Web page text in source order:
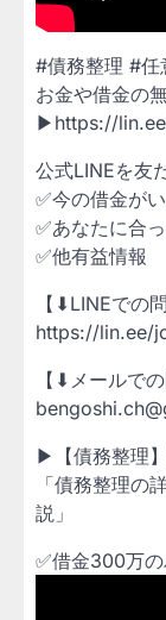
#債務整理 #任
お金や借金の
▶https://
公式LINEを友
✅今の借金が
✅あなたに合
✅他有益情報
【⬇LINEでの
https://lin.ee/
【⬇メールで
▶【債務整理
「債務整理の
説」
✅借金300万